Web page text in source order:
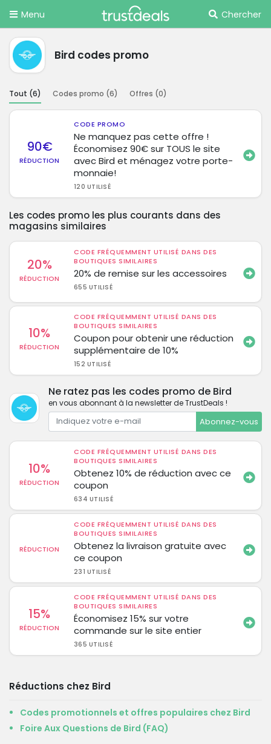
Menu Chercher
Bird codes promo
Tout (6) Codes promo (6) Offres (0)
90€
RÉDUCTION
CODE PROMO
Ne manquez pas cette offre !
Économisez 90€ sur TOUS le site
avec Bird et ménagez votre porte-
monnaie!
120 UTILISÉ
Les codes promo les plus courants dans des
magasins similaires
20%
RÉDUCTION
CODE FRÉQUEMMENT UTILISÉ DANS DES
BOUTIQUES SIMILAIRES
20% de remise sur les accessoires
655 UTILISÉ
10%
RÉDUCTION
CODE FRÉQUEMMENT UTILISÉ DANS DES
BOUTIQUES SIMILAIRES
Coupon pour obtenir une réduction
supplémentaire de 10%
152 UTILISÉ
Ne ratez pas les codes promo de Bird
en vous abonnant à la newsletter de TrustDeals !
Abonnez-vous
10%
RÉDUCTION
CODE FRÉQUEMMENT UTILISÉ DANS DES
BOUTIQUES SIMILAIRES
Obtenez 10% de réduction avec ce
coupon
634 UTILISÉ
RÉDUCTION
CODE FRÉQUEMMENT UTILISÉ DANS DES
BOUTIQUES SIMILAIRES
Obtenez la livraison gratuite avec
ce coupon
231 UTILISÉ
15%
RÉDUCTION
CODE FRÉQUEMMENT UTILISÉ DANS DES
BOUTIQUES SIMILAIRES
Économisez 15% sur votre
commande sur le site entier
365 UTILISÉ
Réductions chez Bird
Codes promotionnels et offres populaires chez Bird
Foire Aux Questions de Bird (FAQ)